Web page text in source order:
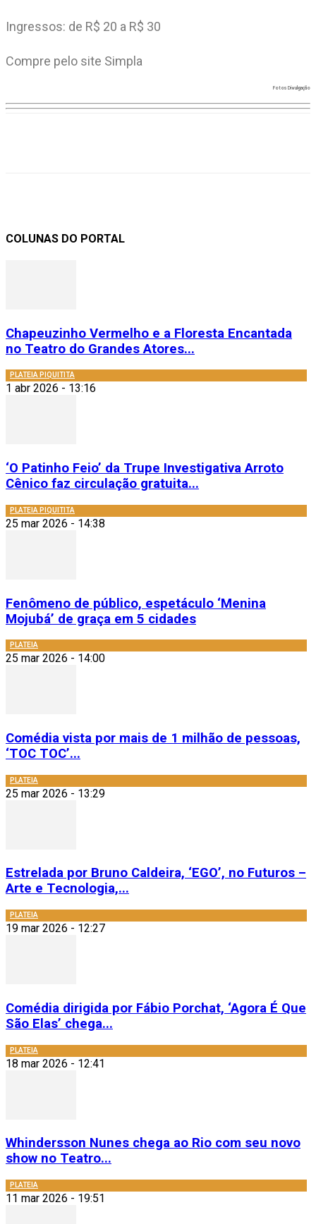
Ingressos: de R$ 20 a R$ 30
Compre pelo site Simpla
Fotos Divulgação
COLUNAS DO PORTAL
Chapeuzinho Vermelho e a Floresta Encantada
no Teatro do Grandes Atores...
PLATEIA PIQUITITA
1 abr 2026 - 13:16
‘O Patinho Feio’ da Trupe Investigativa Arroto
Cênico faz circulação gratuita...
PLATEIA PIQUITITA
25 mar 2026 - 14:38
Fenômeno de público, espetáculo ‘Menina
Mojubá’ de graça em 5 cidades
PLATEIA
25 mar 2026 - 14:00
Comédia vista por mais de 1 milhão de pessoas,
‘TOC TOC’...
PLATEIA
25 mar 2026 - 13:29
Estrelada por Bruno Caldeira, ‘EGO’, no Futuros –
Arte e Tecnologia,...
PLATEIA
19 mar 2026 - 12:27
Comédia dirigida por Fábio Porchat, ‘Agora É Que
São Elas’ chega...
PLATEIA
18 mar 2026 - 12:41
Whindersson Nunes chega ao Rio com seu novo
show no Teatro...
PLATEIA
11 mar 2026 - 19:51